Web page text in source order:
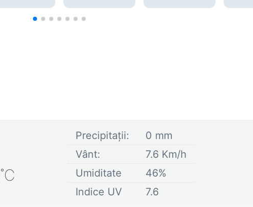
˚C
Precipitații: 0 mm
Vânt:
7.6 Km/h
Umiditate
46%
Indice UV
7.6